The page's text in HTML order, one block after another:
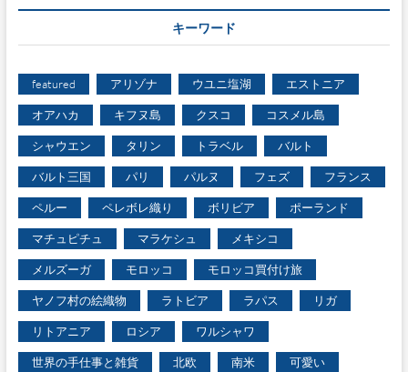
ー
キーワード
featured アリゾナ ウユニ塩湖 エストニア
オアハカ キフヌ島 クスコ コスメル島
シャウエン タリン トラベル バルト
バルト三国 パリ パルヌ フェズ フランス
ペルー ペレボレ織り ボリビア ポーランド
マチュピチュ マラケシュ メキシコ
メルズーガ モロッコ モロッコ買付け旅
ヤノフ村の絵織物 ラトビア ラパス リガ
リトアニア ロシア ワルシャワ
世界の手仕事と雑貨 北欧 南米 可愛い